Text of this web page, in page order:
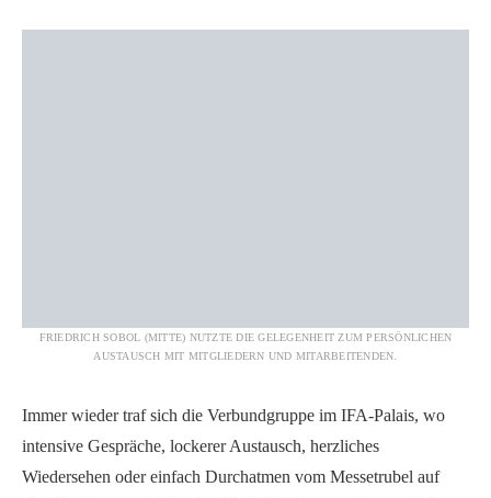
FRIEDRICH SOBOL (MITTE) NUTZTE DIE GELEGENHEIT ZUM PERSÖNLICHEN
AUSTAUSCH MIT MITGLIEDERN UND MITARBEITENDEN.
Immer wieder traf sich die Verbundgruppe im IFA-Palais, wo
intensive Gespräche, lockerer Austausch, herzliches
Wiedersehen oder einfach Durchatmen vom Messetrubel auf